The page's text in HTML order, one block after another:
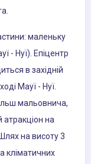
маленьку
- Нуї). Епіцентр
в західній
Мауї - Нуї.
мальовнича,
атракціон на
на висоту 3
кліматичних